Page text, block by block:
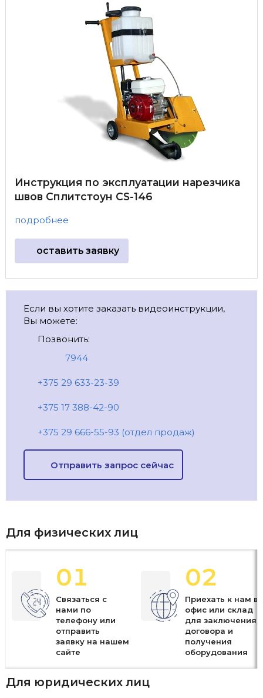
Инструкция по эксплуатации нарезчика
швов Сплитстоун CS-146
подробнее
оставить заявку
Если вы хотите заказать видеоинструкции,
Вы можете:
Позвонить:
7944
+375 29 633-23-39
+375 17 388-42-90
+375 29 666-55-93 (отдел продаж)
Отправить запрос сейчас
Для физических лиц
01
Связаться с
нами по
телефону или
отправить
заявку на нашем
сайте
02
Приехать к нам в
офис или склад
для заключения
договора и
получения
оборудования
Для юридических лиц